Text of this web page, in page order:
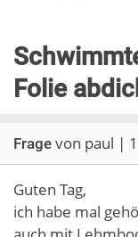
Folie
Frage von paul |
Guten Tag,
ich habe mal